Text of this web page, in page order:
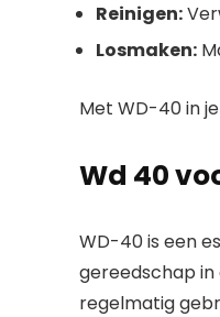
Reinigen:
Losmaken:
Met WD-40 in
Wd 40
WD-40 is een
gereedschap
regelmatig